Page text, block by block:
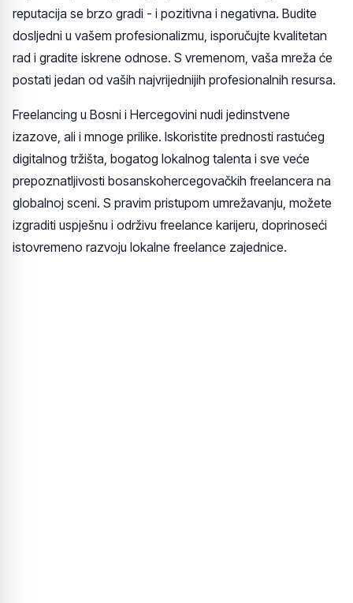
reputacija se brzo gradi - i pozitivna i negativna. Budite
dosljedni u vašem profesionalizmu, isporučujte kvalitetan
rad i gradite iskrene odnose. S vremenom, vaša mreža će
postati jedan od vaših najvrijednijih profesionalnih resursa.
Freelancing u Bosni i Hercegovini nudi jedinstvene
izazove, ali i mnoge prilike. Iskoristite prednosti rastućeg
digitalnog tržišta, bogatog lokalnog talenta i sve veće
prepoznatljivosti bosanskohercegovačkih freelancera na
globalnoj sceni. S pravim pristupom umrežavanju, možete
izgraditi uspješnu i održivu freelance karijeru, doprinoseći
istovremeno razvoju lokalne freelance zajednice.